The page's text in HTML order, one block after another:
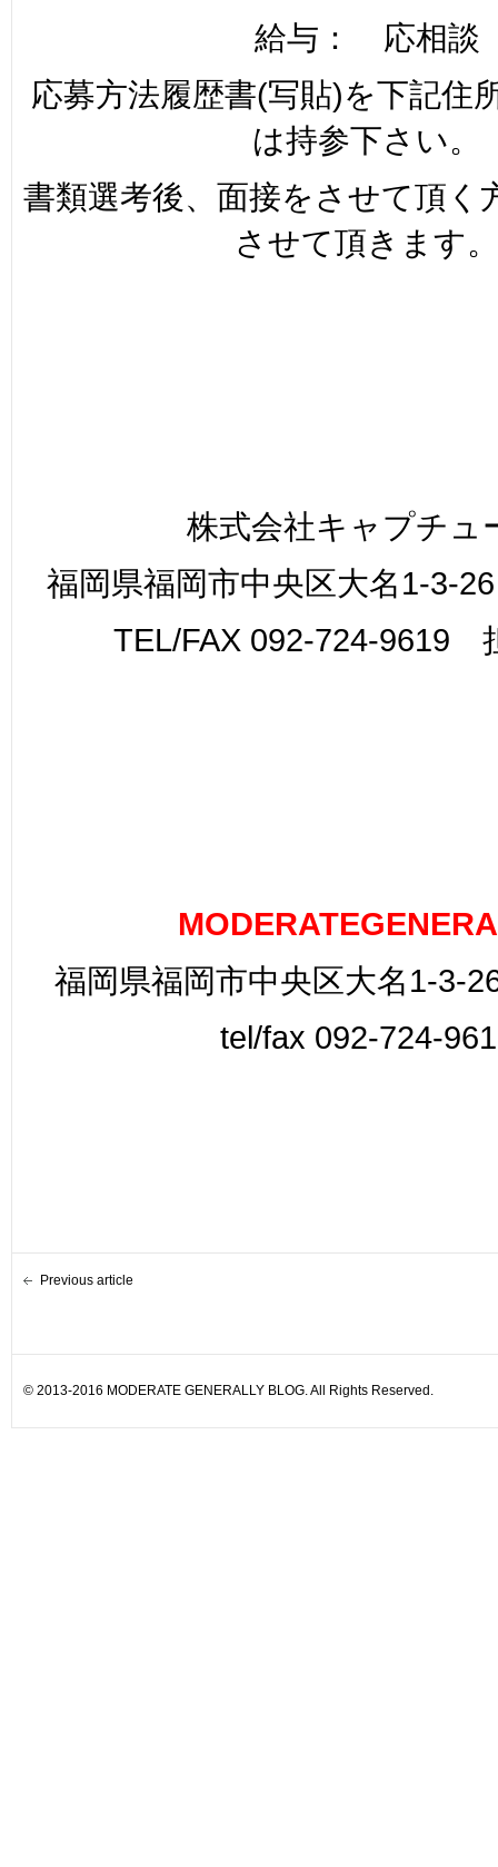
給与： 応相談
応募方法履歴書(写貼)を下記住
は持参下さい。
書類選考後、面接をさせて頂く
させて頂きます。
株式会社キャプチュ
福岡県福岡市中央区大名1-3-
TEL/FAX 092-724-9619
福岡県福岡市中央区大名1-3-
tel/fax 092-724-
Previous article
© 2013-2016 MODERATE GENERALLY BLOG. All Rights Reserved.